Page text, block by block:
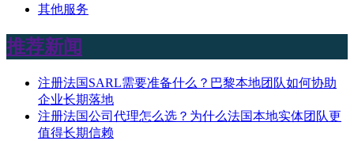
其他服务
推荐新闻
注册法国SARL需要准备什么？巴黎本地团队如何协助
企业长期落地
注册法国公司代理怎么选？为什么法国本地实体团队更
值得长期信赖